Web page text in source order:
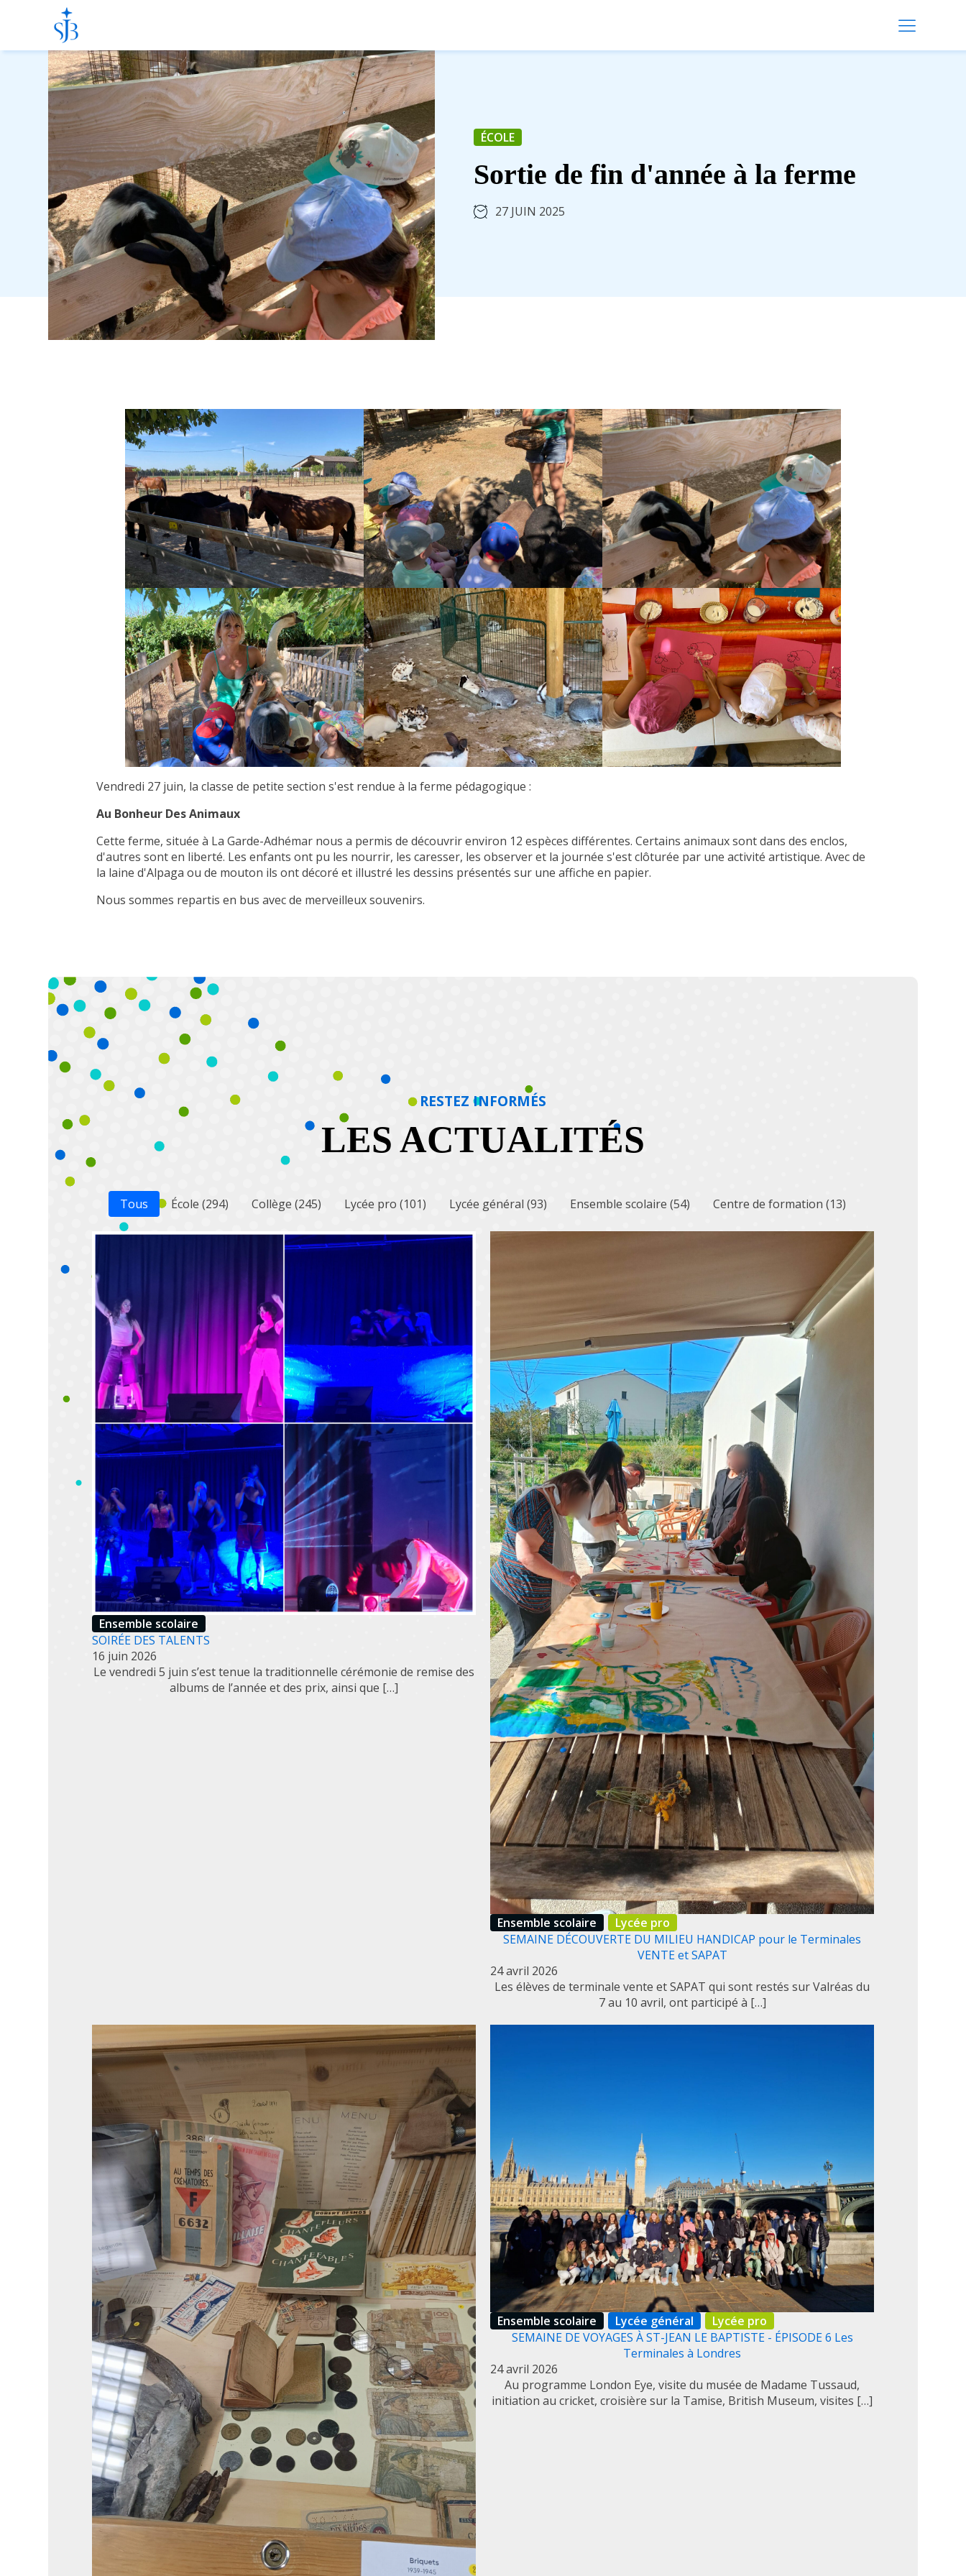
ÉCOLE
Sortie de fin d'année à la ferme
27 JUIN 2025
Vendredi 27 juin, la classe de petite section s'est rendue à la ferme pédagogique :
Au Bonheur Des Animaux
Cette ferme, située à La Garde-Adhémar nous a permis de découvrir environ 12 espèces différentes. Certains animaux sont dans des enclos,
d'autres sont en liberté. Les enfants ont pu les nourrir, les caresser, les observer et la journée s'est clôturée par une activité artistique. Avec de
la laine d'Alpaga ou de mouton ils ont décoré et illustré les dessins présentés sur une affiche en papier.
Nous sommes repartis en bus avec de merveilleux souvenirs.
RESTEZ INFORMÉS
LES ACTUALITÉS
Tous École (294) Collège (245) Lycée pro (101) Lycée général (93) Ensemble scolaire (54) Centre de formation (13)
Ensemble scolaire
SOIRÉE DES TALENTS
16 juin 2026
Le vendredi 5 juin s’est tenue la traditionnelle cérémonie de remise des
albums de l’année et des prix, ainsi que […]
Ensemble scolaire
Lycée pro
SEMAINE DÉCOUVERTE DU MILIEU HANDICAP pour le Terminales
VENTE et SAPAT
24 avril 2026
Les élèves de terminale vente et SAPAT qui sont restés sur Valréas du
7 au 10 avril, ont participé à […]
Ensemble scolaire Lycée général
Lycée pro
SEMAINE DE VOYAGES À ST-JEAN LE BAPTISTE - ÉPISODE 6 Les
Terminales à Londres
24 avril 2026
Au programme London Eye, visite du musée de Madame Tussaud,
initiation au cricket, croisière sur la Tamise, British Museum, visites […]